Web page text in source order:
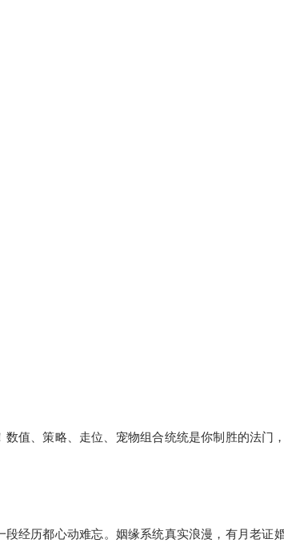
值、策略、走位、宠物组合统统是你制胜的法门
经历都心动难忘。姻缘系统真实浪漫，有月老证